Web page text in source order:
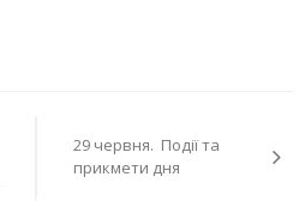
29 червня. Події та
прикмети дня